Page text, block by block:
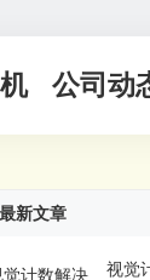
公司动
最新文章
视觉